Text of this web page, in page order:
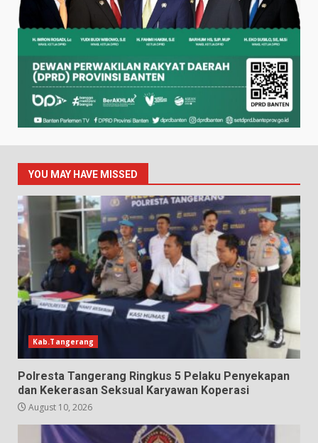
YOU MAY HAVE MISSED
Kab.Tangerang
Polresta Tangerang Ringkus 5 Pelaku Penyekapan
dan Kekerasan Seksual Karyawan Koperasi
August 10, 2026